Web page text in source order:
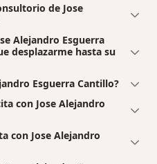
de Jose
Alejandro Esguerra
desplazarme hasta su
Esguerra Cantillo?
con Jose Alejandro
con Jose Alejandro